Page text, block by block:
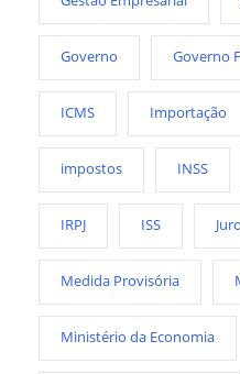
Governo Governo
ICMS Importação
impostos INSS
IRPJ ISS
Medida Provisória
Ministério da Economia